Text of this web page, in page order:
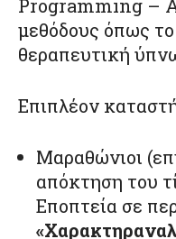
Programming –
μεθόδους όπως
θεραπευτική
Επιπλέον
Μαραθώνιοι
απόκτηση του
Εποπτεία σε